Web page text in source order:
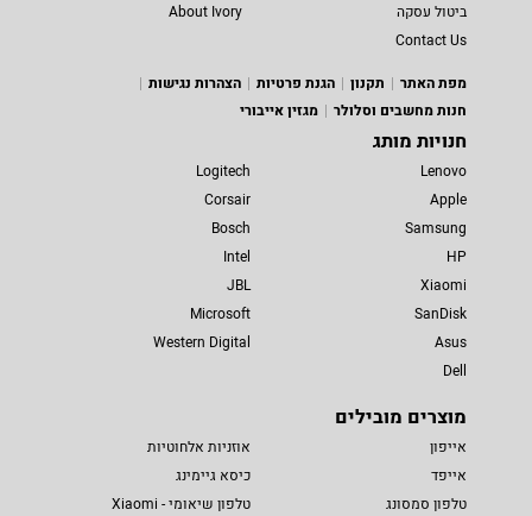
ביטול עסקה
About Ivory
Contact Us
מפת האתר
תקנון הגנת פרטיות
הצהרות נגישות
חנות מחשבים וסלולר
מגזין אייבורי
חנויות מותג
Lenovo
Apple
Samsung
HP
Xiaomi
SanDisk
Asus
Dell
Logitech
Corsair
Bosch
Intel
JBL
Microsoft
Western Digital
מוצרים מובילים
אייפון
אייפד
טלפון סמסונג
אוזניות אלחוטיות
כיסא גיימינג
טלפון שיאומי - Xiaomi